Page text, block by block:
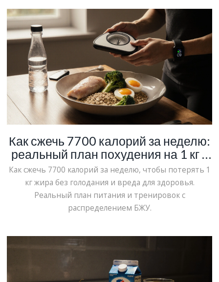
Как сжечь 7700 калорий за неделю:
реальный план похудения на 1 кг в
день
Как сжечь 7700 калорий за неделю, чтобы потерять 1
кг жира без голодания и вреда для здоровья.
Реальный план питания и тренировок с
распределением БЖУ.